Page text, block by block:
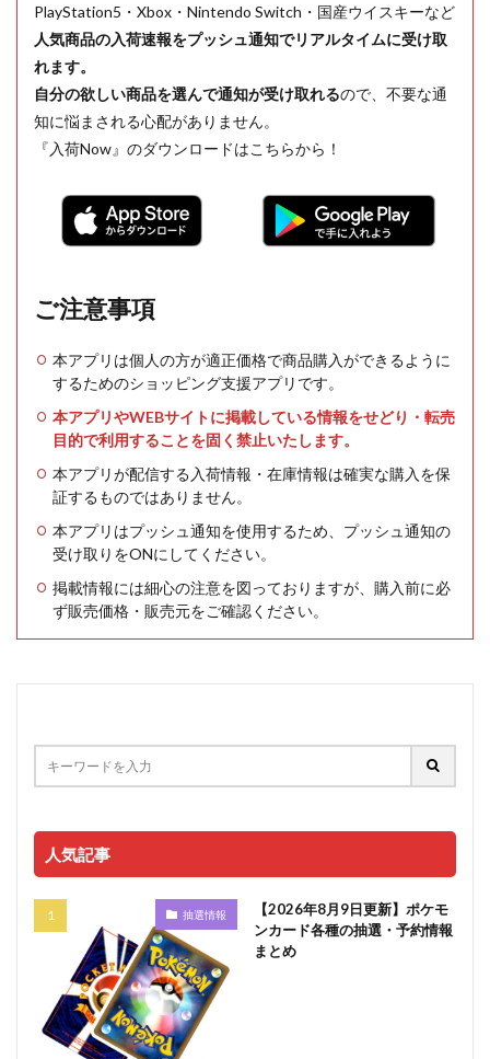
PlayStation5・Xbox・Nintendo Switch・国産ウイスキーなど
人気商品の入荷速報をプッシュ通知でリアルタイムに受け取
れます。
自分の欲しい商品を選んで通知が受け取れるので、不要な通
知に悩まされる心配がありません。
『入荷Now』のダウンロードはこちらから！
ご注意事項
本アプリは個人の方が適正価格で商品購入ができるように
するためのショッピング支援アプリです。
本アプリやWEBサイトに掲載している情報をせどり・転売
目的で利用することを固く禁止いたします。
本アプリが配信する入荷情報・在庫情報は確実な購入を保
証するものではありません。
本アプリはプッシュ通知を使用するため、プッシュ通知の
受け取りをONにしてください。
掲載情報には細心の注意を図っておりますが、購入前に必
ず販売価格・販売元をご確認ください。
人気記事
抽選情報
【2026年8月9日更新】ポケモ
ンカード各種の抽選・予約情報
まとめ